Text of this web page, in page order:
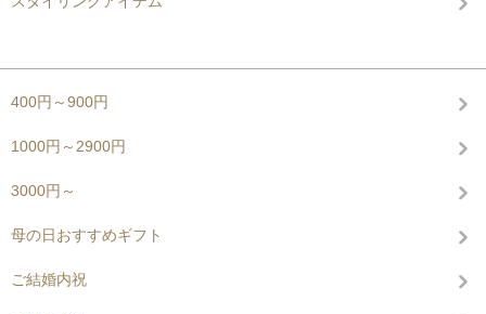
400円～900円
1000円～2900円
3000円～
母の日おすすめギフト
ご結婚内祝